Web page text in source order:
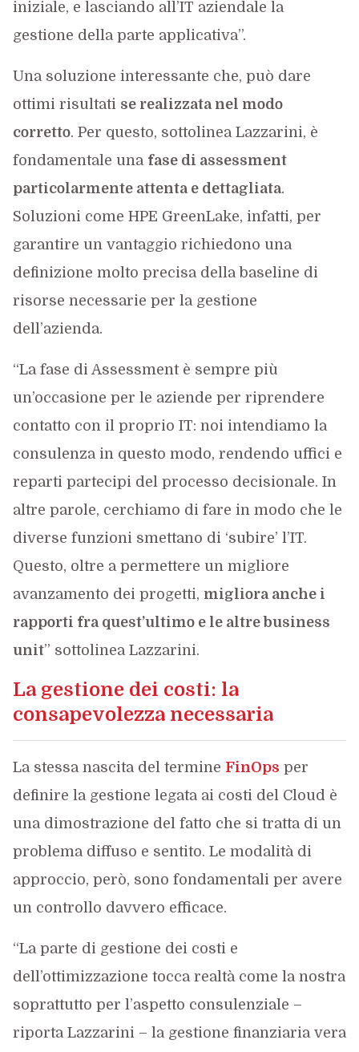
iniziale, e lasciando all’IT aziendale la
gestione della parte applicativa”.
Una soluzione interessante che, può dare
ottimi risultati se realizzata nel modo
corretto. Per questo, sottolinea Lazzarini, è
fondamentale una fase di assessment
particolarmente attenta e dettagliata.
Soluzioni come HPE GreenLake, infatti, per
garantire un vantaggio richiedono una
definizione molto precisa della baseline di
risorse necessarie per la gestione
dell’azienda.
“La fase di Assessment è sempre più
un’occasione per le aziende per riprendere
contatto con il proprio IT: noi intendiamo la
consulenza in questo modo, rendendo uffici e
reparti partecipi del processo decisionale. In
altre parole, cerchiamo di fare in modo che le
diverse funzioni smettano di ‘subire’ l’IT.
Questo, oltre a permettere un migliore
avanzamento dei progetti, migliora anche i
rapporti fra quest’ultimo e le altre business
unit” sottolinea Lazzarini.
La gestione dei costi: la
consapevolezza necessaria
La stessa nascita del termine FinOps per
definire la gestione legata ai costi del Cloud è
una dimostrazione del fatto che si tratta di un
problema diffuso e sentito. Le modalità di
approccio, però, sono fondamentali per avere
un controllo davvero efficace.
“La parte di gestione dei costi e
dell’ottimizzazione tocca realtà come la nostra
soprattutto per l’aspetto consulenziale –
riporta Lazzarini – la gestione finanziaria vera